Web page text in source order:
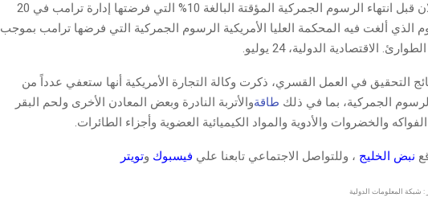
ويأتي هذا الإعلان قبل انتهاء الرسوم الجمركية المؤقتة البالغة 10% التي فرضتها إدارة ترامب في 20
الذي ألغت فيه المحكمة العليا الأمريكية الرسوم الجمركية التي فرضها ترامب بموجب
الاقتصادية الدولية، 24 يوليو.
التحقيق في العمل القسري، ذكرت وكالة التجارة الأمريكية أنها ستعفي عدداً من
الجمركية، بما في ذلك طاقةوالأتربة النادرة وبعض المعادن الأخرى ولحم البقر
والخضروات والأدوية والمواد الكيميائية العضوية وأجزاء الطائرات.
نبض الخليج ، وللتواصل الاجتماعي تابعنا علي فيسبوك وتويتر
شبكة المعلومات الدولية